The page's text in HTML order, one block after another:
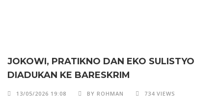
JOKOWI, PRATIKNO DAN EKO SULISTYO
DIADUKAN KE BARESKRIM
13/05/2026 19:08 BY ROHMAN 734 VIEWS